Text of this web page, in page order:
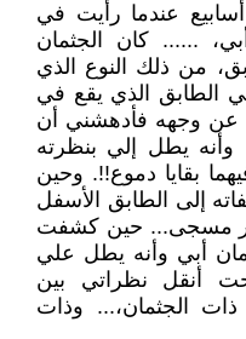
عندما رأيت في
...... كان الجثمان
من ذلك النوع الذي
الطابق الذي يقع في
عن وجهه فأدهشني أن
وأنه يطل إلي بنظرته
بقايا دموع!!. وحين
إلى الطابق الأسفل
مسجى... حين كشفت
أبي وأنه يطل علي
أنقل نظراتي بين
الجثمان،... وذات